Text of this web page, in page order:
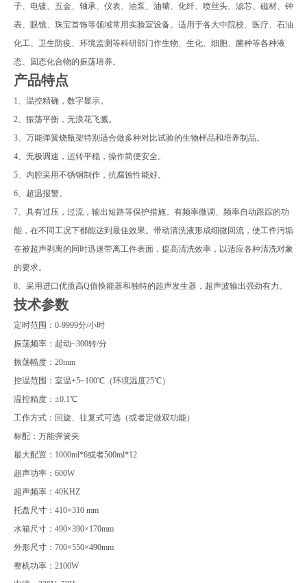
子、电镀、五金、轴承、仪表、油泵、油嘴、化纤、喷丝头、滤芯、磁材、钟
表、眼镜、珠宝首饰等领域常用实验室设备。适用于各大中院校、医疗、石油
化工、卫生防疫、环境监测等科研部门作生物、生化、细胞、菌种等各种液
态、固态化合物的振荡培养。
产品特点
1
、温控精确，数字显示。
2 、振荡平衡，无浪花飞溅。
3 、万能弹簧烧瓶架特别适合做多种对比试验的生物样品和培养制品。
4 、无极调速，运转平稳，操作简便安全。
5 、内腔采用不锈钢制作，抗腐蚀性能好。
6 、超温报警。
7 、具有过压，过流，输出短路等保护措施。有频率微调、频率自动跟踪的功
能，在不同工况下都能达到最佳效果。带动清洗液形成细微回流，使工件污垢
在被超声剥离的同时迅速带离工件表面，提高清洗效率，以适应各种清洗对象
的要求。
8 、采用进口优质高Q值换能器和独特的超声发生器，超声波输出强劲有力。
技术参数
定时范围： 0-9999分/小时
振荡频率：起动~300转/分
振荡幅度： 20mm
控温范围：室温+5~100℃（环境温度25℃）
温控精度： ±0.1℃
工作方式：回旋、往复式可选（或者定做双功能）
标配：万能弹簧夹
最大配置： 1000ml*6或者500ml*12
超声功率： 600W
超声频率： 40KHZ
托盘尺寸： 410×310 mm
水箱尺寸： 490×390×170mm
外形尺寸： 700×550×490mm
整机功率： 2100W